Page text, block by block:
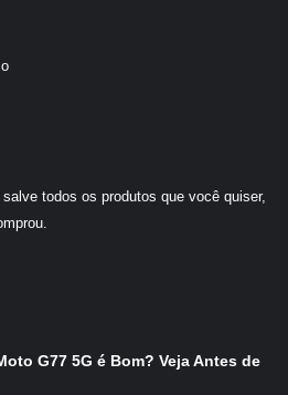
todos os produtos que você quiser,
G77 5G é Bom? Veja Antes de